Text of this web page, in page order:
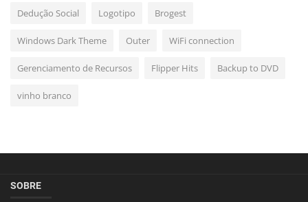
Dedução Social Logotipo Brogest
Windows Dark Theme Outer WiFi connection
Gerenciamento de Recursos Flipper Hits Backup to DVD
vinho branco
SOBRE